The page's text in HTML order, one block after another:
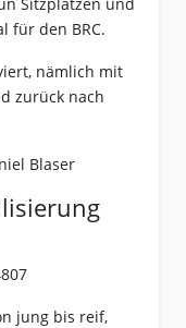
für den BRC.
nämlich mit
zurück nach
Blaser
jung bis reif,